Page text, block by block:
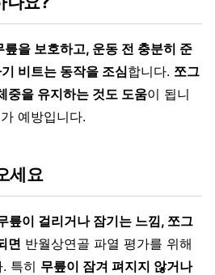
을 보호하고, 운동 전 충분히 준
비트는 동작을 조심합니다. 쪼그
중을 유지하는 것도 도움이 됩니
예방입니다.
세요
릎이 걸리거나 잠기는 느낌, 쪼그
면 반월상연골 파열 평가를 위해
특히 무릎이 잠겨 펴지지 않거나